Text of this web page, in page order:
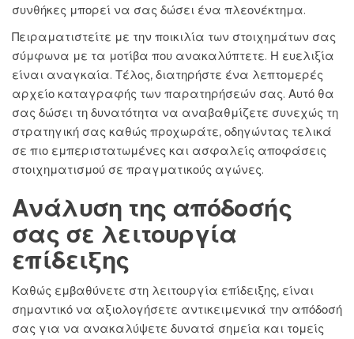
συνθήκες μπορεί να σας δώσει ένα πλεονέκτημα.
Πειραματιστείτε με την ποικιλία των στοιχημάτων σας
σύμφωνα με τα μοτίβα που ανακαλύπτετε. Η ευελιξία
είναι αναγκαία. Τέλος, διατηρήστε ένα λεπτομερές
αρχείο καταγραφής των παρατηρήσεών σας. Αυτό θα
σας δώσει τη δυνατότητα να αναβαθμίζετε συνεχώς τη
στρατηγική σας καθώς προχωράτε, οδηγώντας τελικά
σε πιο εμπεριστατωμένες και ασφαλείς αποφάσεις
στοιχηματισμού σε πραγματικούς αγώνες.
Ανάλυση της απόδοσής
σας σε λειτουργία
επίδειξης
Καθώς εμβαθύνετε στη λειτουργία επίδειξης, είναι
σημαντικό να αξιολογήσετε αντικειμενικά την απόδοσή
σας για να ανακαλύψετε δυνατά σημεία και τομείς